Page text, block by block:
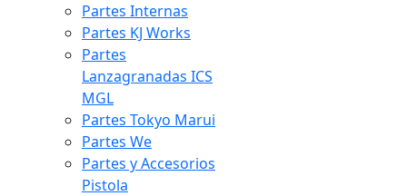
Partes Internas
Partes KJ Works
Partes
Lanzagranadas ICS
MGL
Partes Tokyo Marui
Partes We
Partes y Accesorios
Pistola